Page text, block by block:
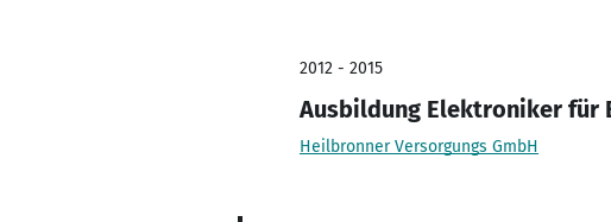
2012 - 2015
Ausbildung Elektroniker für
Heilbronner Versorgungs GmbH